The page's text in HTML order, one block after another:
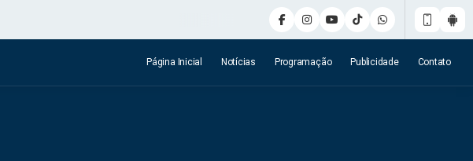
Página Inicial Notícias Programação Publicidade Contato